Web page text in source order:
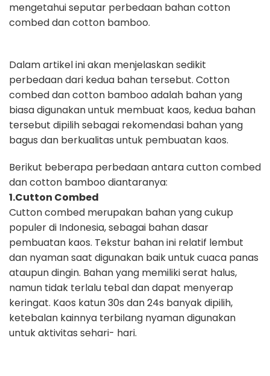
mengetahuiseputar perbedaan bahan cotton
combed dan cotton bamboo.
Dalam artikel ini akan menjelaskan sedikit
perbedaan dari kedua bahan tersebut. Cotton
combed dan cotton bamboo adalah bahan yang
biasa digunakan untuk membuat kaos, kedua bahan
tersebut dipilih sebagai rekomendasi bahan yang
bagus dan berkualitas untuk pembuatan kaos.
Berikut beberapa perbedaan antara cutton combed
dan cotton bamboo diantaranya:
1.Cutton Combed
Cutton combed merupakan bahan yang cukup
populer di Indonesia, sebagai bahan dasar
pembuatan kaos. Tekstur bahan ini relatif lembut
dan nyaman saat digunakan baik untuk cuaca panas
ataupun dingin. Bahan yang memiliki serat halus,
namun tidak terlalu tebal dan dapat menyerap
keringat. Kaos katun 30s dan 24s banyak dipilih,
ketebalan kainnya terbilang nyaman digunakan
untukaktivitas sehari- hari.